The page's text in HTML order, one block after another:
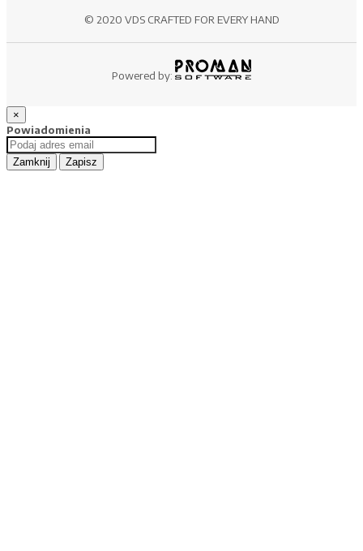
© 2020 VDS CRAFTED FOR EVERY HAND
Powered by:
×
Powiadomienia
Zamknij Zapisz